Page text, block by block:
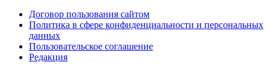
Договор пользования сайтом
Политика в сфере конфиденциальности и персональных
данных
Пользовательское соглашение
Редакция